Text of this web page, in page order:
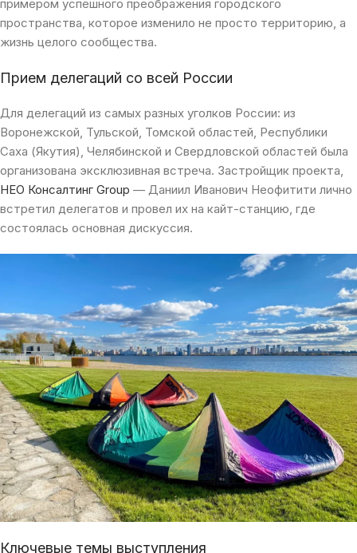
примером успешного преображения городского
пространства, которое изменило не просто территорию, а
жизнь целого сообщества.
Прием делегаций со всей России
Для делегаций из самых разных уголков России: из
Воронежской, Тульской, Томской областей, Республики
Саха (Якутия), Челябинской и Свердловской областей была
организована эксклюзивная встреча. Застройщик проекта,
НЕО Консалтинг Group — Даниил Иванович Неофитити лично
встретил делегатов и провел их на кайт-станцию, где
состоялась основная дискуссия.
Ключевые темы выступления